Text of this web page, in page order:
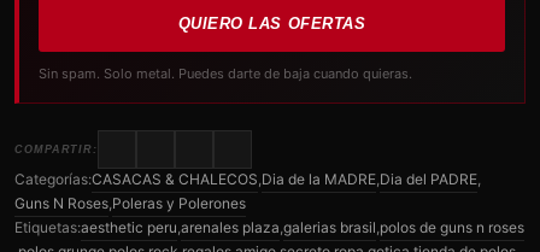
QUIERO LAS OFERTAS
Sin spam. Solo metal. Puedes darte de baja cuando quieras.
COMPARTIR:
Categorías:CASACAS & CHALECOS,Dia de la MADRE,Dia del PADRE,
Guns N Roses,Poleras y Polerones
Etiquetas:aesthetic peru,arenales plaza,galerias brasil,polos de guns n roses